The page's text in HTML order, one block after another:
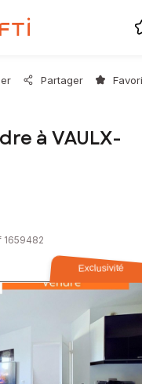
Partager
à VAULX-
1659482
Exclusivité